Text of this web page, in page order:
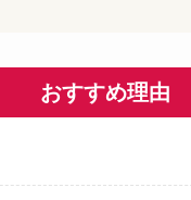
おすすめ理由